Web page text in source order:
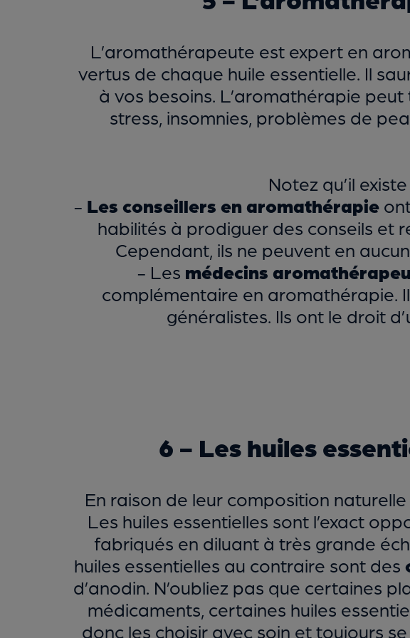
L’aromathérapeute est expert en
vertus de chaque huile essentielle. Il
à vos besoins. L’aromathérapie
stress, insomnies, problèmes de
Notez qu’il
- Les conseillers en aromathérapie
habilités à prodiguer des conseils et
Cependant, ils ne peuvent en
- Les médecins
complémentaire en aromathérapie.
généralistes. Ils ont le droit
6 - Les huiles
En raison de leur composition
Les huiles essentielles sont l’exact
fabriqués en diluant à très grande
huiles essentielles au contraire sont des
d’anodin. N’oubliez pas que certaines
médicaments, certaines huiles
donc les choisir avec soin et toujours